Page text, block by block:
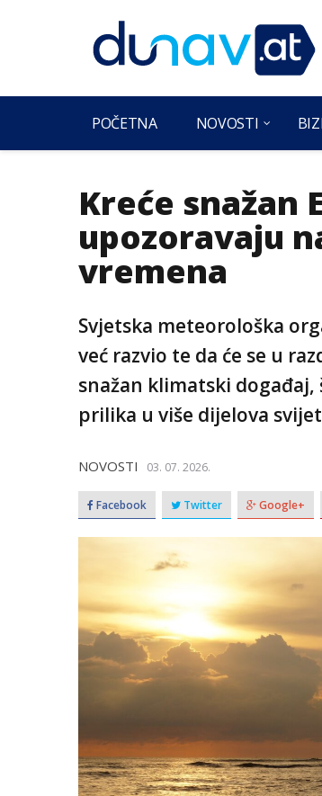
POČETNA NOVOSTI
Kreće snažan
upozoravaju
vremena
Svjetska meteorološka
već razvio te da će se u
snažan klimatski
prilika u više dijelova
NOVOSTI 03. 07. 2026.
Facebook Twitter Google+